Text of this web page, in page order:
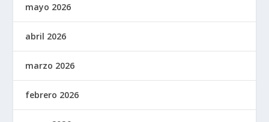
mayo 2026
abril 2026
marzo 2026
febrero 2026